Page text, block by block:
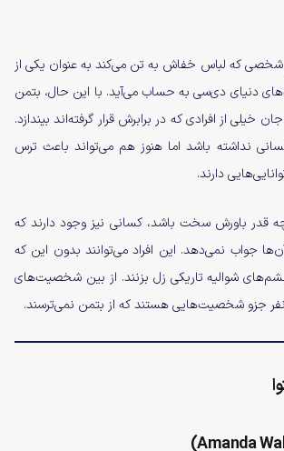
که لباس خفاش به تن می‌کند به عنوان یکی از
دنیای دی‌سی به حساب می‌آید. با این حال، بتمن
خیلی از افرادی که در برابرش قرار گرفته‌اند بیندازد.
نداشته باشد اما هنوز هم می‌تواند باعث ترس
دارند.
قدر باورش سخت باشد، کسانی نیز وجود دارند که
جواب نمی‌دهد. این افراد می‌توانند بدون این که
شوالیه تاریکی زل بزنند. از بین شخصیت‌های